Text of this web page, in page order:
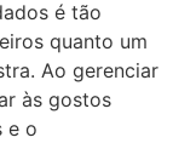
é tão
quanto um
Ao gerenciar
às gostos
e o